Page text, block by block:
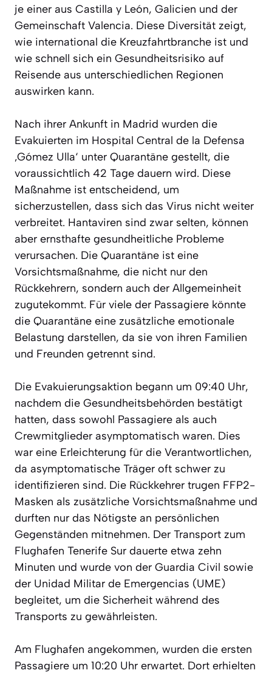
je einer aus Castilla y León, Galicien und der
Gemeinschaft Valencia. Diese Diversität zeigt,
wie international die Kreuzfahrtbranche ist und
wie schnell sich ein Gesundheitsrisiko auf
Reisende aus unterschiedlichen Regionen
auswirken kann.
Nach ihrer Ankunft in Madrid wurden die
Evakuierten im Hospital Central de la Defensa
‚Gómez Ulla‘ unter Quarantäne gestellt, die
voraussichtlich 42 Tage dauern wird. Diese
Maßnahme ist entscheidend, um
sicherzustellen, dass sich das Virus nicht weiter
verbreitet. Hantaviren sind zwar selten, können
aber ernsthafte gesundheitliche Probleme
verursachen. Die Quarantäne ist eine
Vorsichtsmaßnahme, die nicht nur den
Rückkehrern, sondern auch der Allgemeinheit
zugutekommt. Für viele der Passagiere könnte
die Quarantäne eine zusätzliche emotionale
Belastung darstellen, da sie von ihren Familien
und Freunden getrennt sind.
Die Evakuierungsaktion begann um 09:40 Uhr,
nachdem die Gesundheitsbehörden bestätigt
hatten, dass sowohl Passagiere als auch
Crewmitglieder asymptomatisch waren. Dies
war eine Erleichterung für die Verantwortlichen,
da asymptomatische Träger oft schwer zu
identifizieren sind. Die Rückkehrer trugen FFP2-
Masken als zusätzliche Vorsichtsmaßnahme und
durften nur das Nötigste an persönlichen
Gegenständen mitnehmen. Der Transport zum
Flughafen Tenerife Sur dauerte etwa zehn
Minuten und wurde von der Guardia Civil sowie
der Unidad Militar de Emergencias (UME)
begleitet, um die Sicherheit während des
Transports zu gewährleisten.
Am Flughafen angekommen, wurden die ersten
Passagiere um 10:20 Uhr erwartet. Dort erhielten